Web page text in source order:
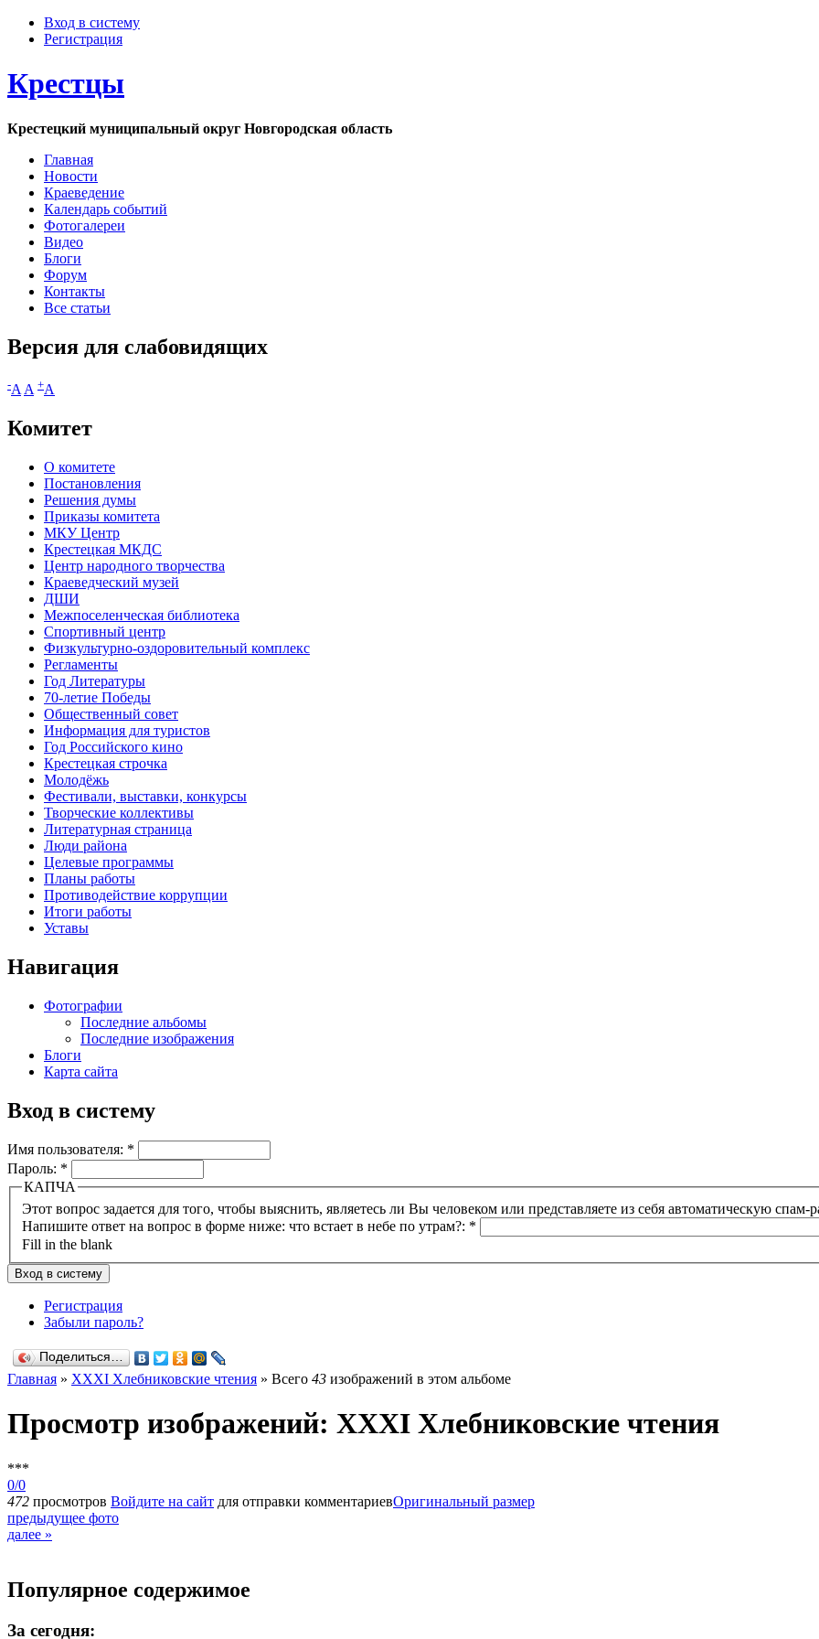
Вход в систему
Регистрация
Крестцы
Крестецкий муниципальный округ Новгородская область
Главная
Новости
Краеведение
Календарь событий
Фотогалереи
Видео
Блоги
Форум
Контакты
Все статьи
Версия для слабовидящих
-A A +A
Комитет
О комитете
Постановления
Решения думы
Приказы комитета
МКУ Центр
Крестецкая МКДС
Центр народного творчества
Краеведческий музей
ДШИ
Межпоселенческая библиотека
Спортивный центр
Физкультурно-оздоровительный комплекс
Регламенты
Год Литературы
70-летие Победы
Общественный совет
Информация для туристов
Год Российского кино
Крестецкая строчка
Молодёжь
Фестивали, выставки, конкурсы
Творческие коллективы
Литературная страница
Люди района
Целевые программы
Планы работы
Противодействие коррупции
Итоги работы
Уставы
Навигация
Фотографии
Последние альбомы
Последние изображения
Блоги
Карта сайта
Вход в систему
Имя пользователя: *
Пароль: *
КАПЧА
Этот вопрос задается для того, чтобы выяснить, являетесь ли Вы человеком или представляете из себя
Напишите ответ на вопрос в форме ниже: что встает в небе по утрам?: *
Fill in the blank
Регистрация
Забыли пароль?
Поделиться…
Главная » XXXI Хлебниковские чтения » Всего 43 изображений в этом альбоме
Просмотр изображений: XXXI Хлебниковские чтения
***
0/0
472 просмотров Войдите на сайт для отправки комментариевОригинальный размер
предыдущее фото
далее »
Популярное содержимое
За сегодня: